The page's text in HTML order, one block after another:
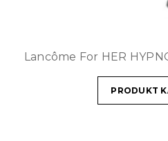
Lancôme For HER
PRODUKT